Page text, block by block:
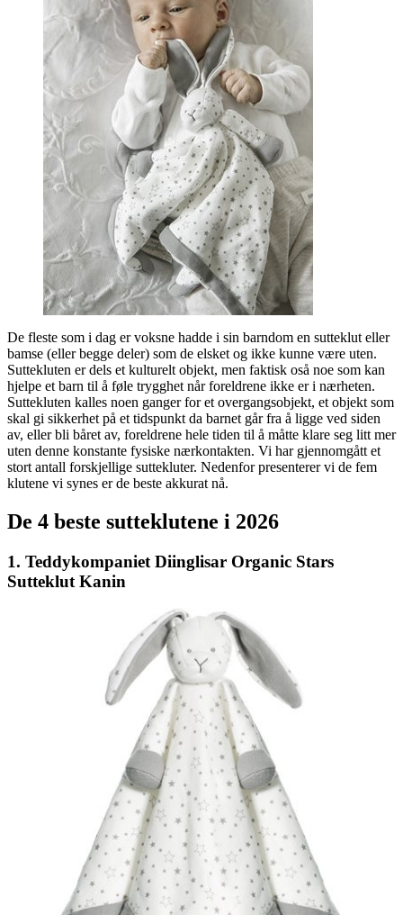
De fleste som i dag er voksne hadde i sin barndom en sutteklut eller
bamse (eller begge deler) som de elsket og ikke kunne være uten.
Suttekluten er dels et kulturelt objekt, men faktisk oså noe som kan
hjelpe et barn til å føle trygghet når foreldrene ikke er i nærheten.
Suttekluten kalles noen ganger for et overgangsobjekt, et objekt som
skal gi sikkerhet på et tidspunkt da barnet går fra å ligge ved siden
av, eller bli båret av, foreldrene hele tiden til å måtte klare seg litt mer
uten denne konstante fysiske nærkontakten. Vi har gjennomgått et
stort antall forskjellige suttekluter. Nedenfor presenterer vi de fem
klutene vi synes er de beste akkurat nå.
De 4 beste sutteklutene i 2026
1. Teddykompaniet Diinglisar Organic Stars
Sutteklut Kanin